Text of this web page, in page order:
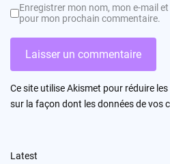
Enregistrer mon nom, mon e-mail
pour mon prochain commentaire.
Ce site utilise Akismet pour réduire
sur la façon dont les données de vos
Latest